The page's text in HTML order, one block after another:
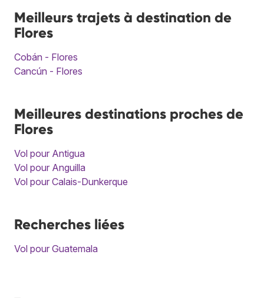
Meilleurs trajets à destination de
Flores
Cobán - Flores
Cancún - Flores
Meilleures destinations proches de
Flores
Vol pour Antigua
Vol pour Anguilla
Vol pour Calais-Dunkerque
Recherches liées
Vol pour Guatemala